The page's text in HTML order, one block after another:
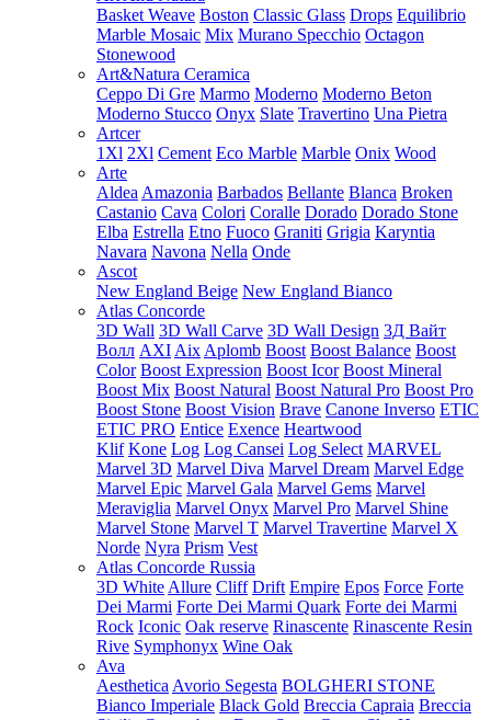
Basket Weave Boston Classic Glass Drops Equilibrio
Marble Mosaic Mix Murano Specchio Octagon
Stonewood
Art&Natura Ceramica
Ceppo Di Gre Marmo Moderno Moderno Beton
Moderno Stucco Onyx Slate Travertino Una Pietra
Artcer
1Xl 2Xl Cement Eco Marble Marble Onix Wood
Arte
Aldea Amazonia Barbados Bellante Blanca Broken
Castanio Cava Colori Coralle Dorado Dorado Stone
Elba Estrella Etno Fuoco Graniti Grigia Karyntia
Navara Navona Nella Onde
Ascot
New England Beige New England Bianco
Atlas Concorde
3D Wall 3D Wall Carve 3D Wall Design 3Д Вайт
Волл AXI Aix Aplomb Boost Boost Balance Boost
Color Boost Expression Boost Icor Boost Mineral
Boost Mix Boost Natural Boost Natural Pro Boost Pro
Boost Stone Boost Vision Brave Canone Inverso ETIC
ETIC PRO Entice Exence Heartwood
Klif Kone Log Log Cansei Log Select MARVEL
Marvel 3D Marvel Diva Marvel Dream Marvel Edge
Marvel Epic Marvel Gala Marvel Gems Marvel
Meraviglia Marvel Onyx Marvel Pro Marvel Shine
Marvel Stone Marvel T Marvel Travertine Marvel X
Norde Nyra Prism Vest
Atlas Concorde Russia
3D White Allure Cliff Drift Empire Epos Force Forte
Dei Marmi Forte Dei Marmi Quark Forte dei Marmi
Rock Iconic Oak reserve Rinascente Rinascente Resin
Rive Symphonyx Wine Oak
Ava
Aesthetica Avorio Segesta BOLGHERI STONE
Bianco Imperiale Black Gold Breccia Capraia Breccia